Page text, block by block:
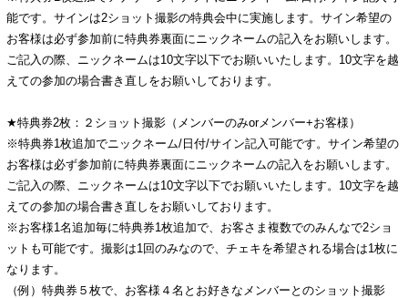
能です。サインは2ショット撮影の特典会中に実施します。サイン希望の
お客様は必ず参加前に特典券裏面にニックネームの記入をお願いします。
ご記入の際、ニックネームは10文字以下でお願いいたします。10文字を越
えての参加の場合書き直しをお願いしております。
★特典券2枚：２ショット撮影（メンバーのみorメンバー+お客様）
※特典券1枚追加でニックネーム/日付/サイン記入可能です。サイン希望の
お客様は必ず参加前に特典券裏面にニックネームの記入をお願いします。
ご記入の際、ニックネームは10文字以下でお願いいたします。10文字を越
えての参加の場合書き直しをお願いしております。
※お客様1名追加毎に特典券1枚追加で、お客さま複数でのみんなで2ショ
ットも可能です。撮影は1回のみなので、チェキを希望される場合は1枚に
なります。
（例）特典券５枚で、お客様４名とお好きなメンバーとのショット撮影